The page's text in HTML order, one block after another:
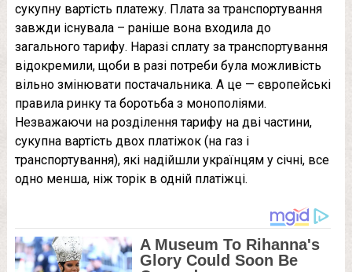
сукупну вартість платежу. Плата за транспортування
завжди існувала – раніше вона входила до
загального тарифу. Наразі сплату за транспортування
відокремили, щоби в разі потреби була можливість
вільно змінювати постачальника. А це — європейські
правила ринку та боротьба з монополіями.
Незважаючи на розділення тарифу на дві частини,
сукупна вартість двох платіжок (на газ і
транспортування), які надійшли українцям у січні, все
одно менша, ніж торік в одній платіжці.